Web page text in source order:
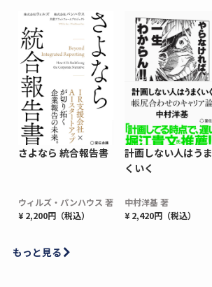
さよなら 統合報告書
ウィルズ・パンハウス 著
¥ 2,200円（税込）
計画しない人はうま
くいく
中村洋基 著
¥ 2,420円（税込）
もっと見る